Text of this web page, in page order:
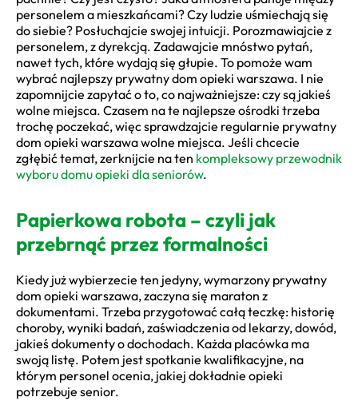
personelem a mieszkańcami? Czy ludzie uśmiechają się
do siebie? Posłuchajcie swojej intuicji. Porozmawiajcie z
personelem, z dyrekcją. Zadawajcie mnóstwo pytań,
nawet tych, które wydają się głupie. To pomoże wam
wybrać najlepszy prywatny dom opieki warszawa. I nie
zapomnijcie zapytać o to, co najważniejsze: czy są jakieś
wolne miejsca. Czasem na te najlepsze ośrodki trzeba
trochę poczekać, więc sprawdzajcie regularnie prywatny
dom opieki warszawa wolne miejsca. Jeśli chcecie
zgłębić temat, zerknijcie na ten kompleksowy przewodnik
wyboru domu opieki dla seniorów.
Papierkowa robota – czyli jak
przebrnąć przez formalności
Kiedy już wybierzecie ten jedyny, wymarzony prywatny
dom opieki warszawa, zaczyna się maraton z
dokumentami. Trzeba przygotować całą teczkę: historię
choroby, wyniki badań, zaświadczenia od lekarzy, dowód,
jakieś dokumenty o dochodach. Każda placówka ma
swoją listę. Potem jest spotkanie kwalifikacyjne, na
którym personel ocenia, jakiej dokładnie opieki
potrzebuje senior.